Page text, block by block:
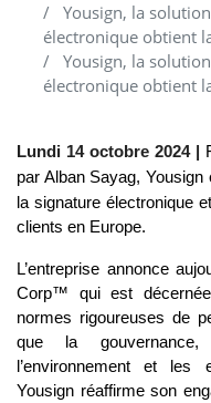
Yousign, la
électronique obtient
Yousign, la
électronique obtient
Lundi 14 octobre 2024 |
par Alban Sayag, Yousign
la signature électronique
clients en Europe.
L’entreprise annonce
Corp™ qui est
normes rigoureuses de
que la
l’environnement et les
Yousign réaffirme son